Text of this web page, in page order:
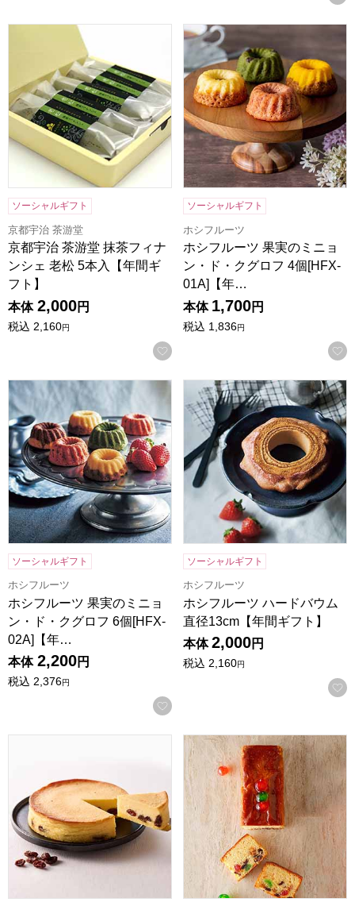
京都宇治 茶游堂 抹茶フィナンシェ 老松 5本入【年間ギフト
ソーシャルギフト
京都宇治 茶游堂
京都宇治 茶游堂 抹茶フィナ
ンシェ 老松 5本入【年間ギ
フト】
本体 2,000円
税込 2,160円
お気に入りに登録する
ホシフルーツ 果実のミニョ
ソーシャルギフト
ホシフルーツ
ホシフルーツ 果実のミニョ
ン・ド・クグロフ 4個[HFX-
01A]【年…
本体 1,700円
税込 1,836円
ホシフルーツ 果実のミニョン・ド・クグロフ 6個[HFX-02A]
ソーシャルギフト
ホシフルーツ
ホシフルーツ 果実のミニョ
ン・ド・クグロフ 6個[HFX-
02A]【年…
本体 2,200円
税込 2,376円
お気に入りに登録する
ホシフルーツ ハードバウム
ソーシャルギフト
ホシフルーツ
ホシフルーツ ハードバウム
直径13cm【年間ギフト】
本体 2,000円
税込 2,160円
ホシフルーツ 大人のチーズケーキ 直径12cm【年間ギフト】
ホテルニューオータニ フル